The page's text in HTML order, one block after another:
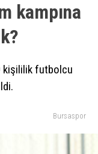
kampına
kişililik futbolcu
Bursaspor